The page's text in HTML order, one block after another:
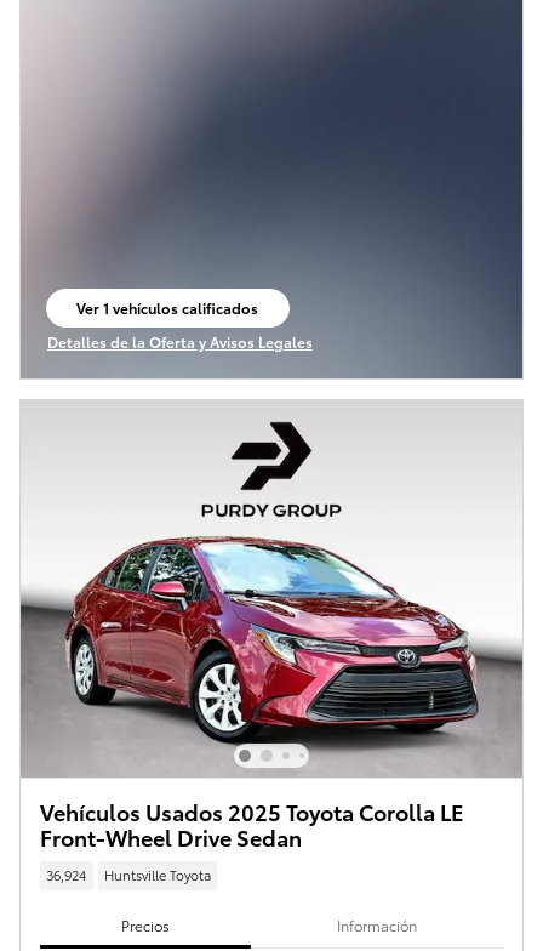
Ver 1 vehículos calificados
abrir en la misma pestaña
Detalles de la Oferta y Avisos Legales
Open Incentive Modal
Vehículos Usados 2025 Toyota Corolla LE
Front-Wheel Drive Sedan
36,924 Huntsville Toyota
Precios Información